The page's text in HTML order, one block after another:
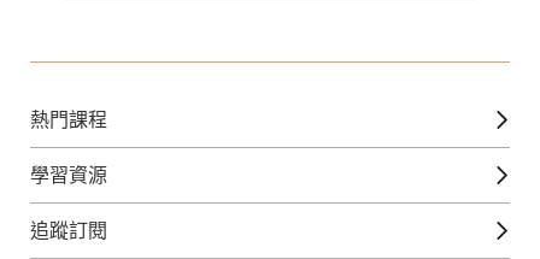
熱門課程
英文課程
日語課程
學習資源
免費線上檢定
追蹤訂閱